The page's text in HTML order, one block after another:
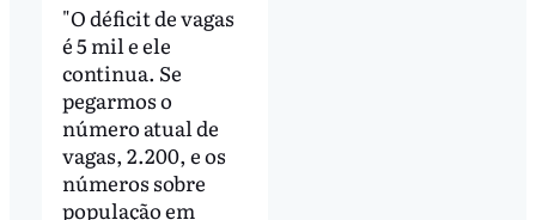
"O déficit de vagas
é 5 mil e ele
continua. Se
pegarmos o
número atual de
vagas, 2.200, e os
números sobre
população em